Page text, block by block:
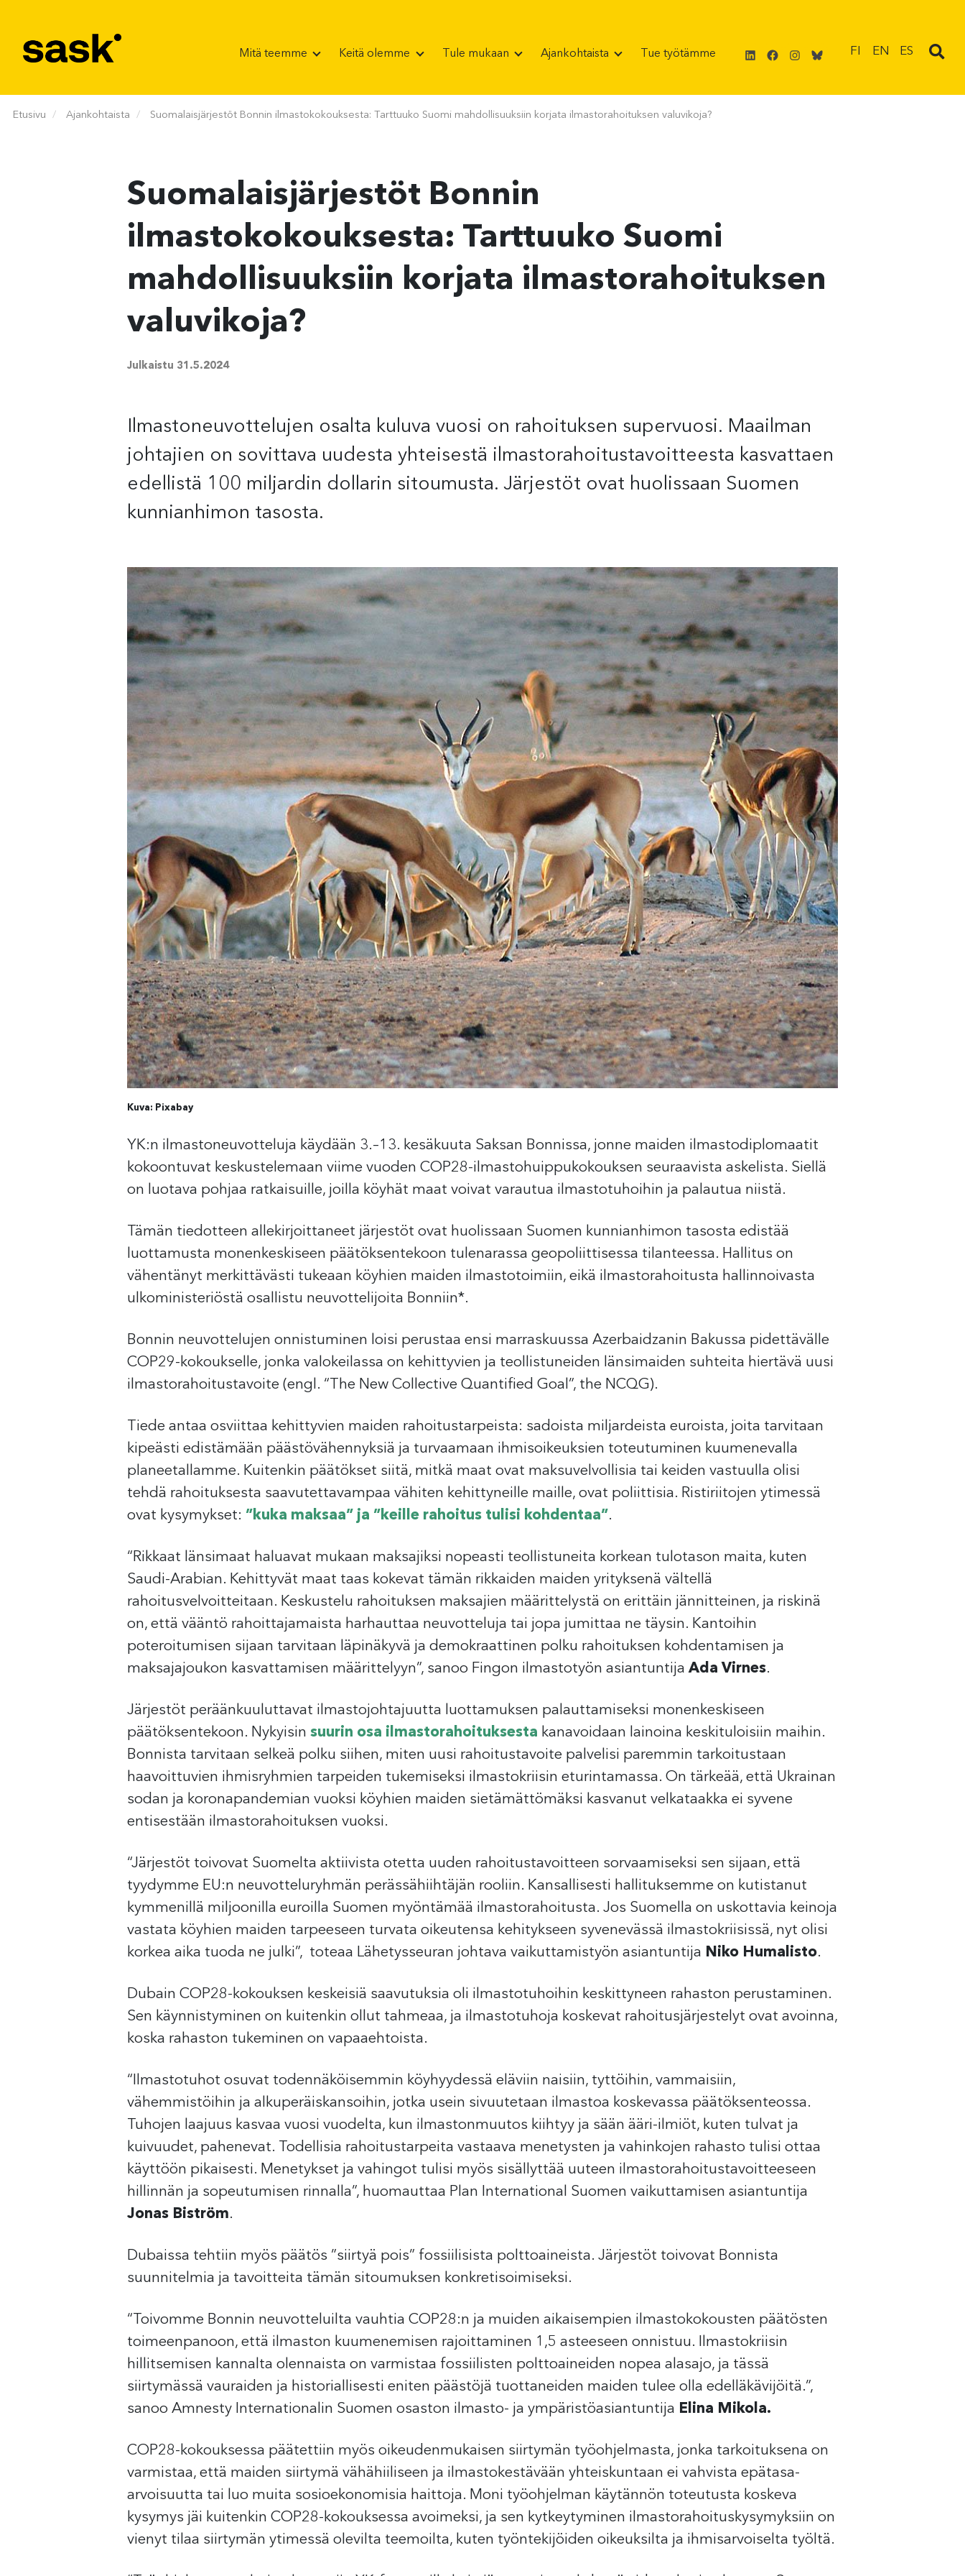
Mitä teemme Keitä olemme Tule mukaan Ajankohtaista Tue työtämme LinkedIn
Facebook
Instagram
Bluesky
FI EN ES
Etusivu Ajankohtaista Suomalaisjärjestöt Bonnin ilmastokokouksesta: Tarttuuko Suomi mahdollisuuksiin korjata ilmastorahoituksen valuvikoja?
Suomalaisjärjestöt Bonnin
ilmastokokouksesta: Tarttuuko Suomi
mahdollisuuksiin korjata ilmastorahoituksen
valuvikoja?
Julkaistu 31.5.2024
Ilmastoneuvottelujen osalta kuluva vuosi on rahoituksen supervuosi. Maailman
johtajien on sovittava uudesta yhteisestä ilmastorahoitustavoitteesta kasvattaen
edellistä 100 miljardin dollarin sitoumusta. Järjestöt ovat huolissaan Suomen
kunnianhimon tasosta.
Kuva: Pixabay
YK:n ilmastoneuvotteluja käydään 3.–13. kesäkuuta Saksan Bonnissa, jonne maiden ilmastodiplomaatit
kokoontuvat keskustelemaan viime vuoden COP28-ilmastohuippukokouksen seuraavista askelista. Siellä
on luotava pohjaa ratkaisuille, joilla köyhät maat voivat varautua ilmastotuhoihin ja palautua niistä.
Tämän tiedotteen allekirjoittaneet järjestöt ovat huolissaan Suomen kunnianhimon tasosta edistää
luottamusta monenkeskiseen päätöksentekoon tulenarassa geopoliittisessa tilanteessa. Hallitus on
vähentänyt merkittävästi tukeaan köyhien maiden ilmastotoimiin, eikä ilmastorahoitusta hallinnoivasta
ulkoministeriöstä osallistu neuvottelijoita Bonniin*.
Bonnin neuvottelujen onnistuminen loisi perustaa ensi marraskuussa Azerbaidzanin Bakussa pidettävälle
COP29-kokoukselle, jonka valokeilassa on kehittyvien ja teollistuneiden länsimaiden suhteita hiertävä uusi
ilmastorahoitustavoite (engl. “The New Collective Quantified Goal”, the NCQG).
Tiede antaa osviittaa kehittyvien maiden rahoitustarpeista: sadoista miljardeista euroista, joita tarvitaan
kipeästi edistämään päästövähennyksiä ja turvaamaan ihmisoikeuksien toteutuminen kuumenevalla
planeetallamme. Kuitenkin päätökset siitä, mitkä maat ovat maksuvelvollisia tai keiden vastuulla olisi
tehdä rahoituksesta saavutettavampaa vähiten kehittyneille maille, ovat poliittisia. Ristiriitojen ytimessä
ovat kysymykset: ”kuka maksaa” ja ”keille rahoitus tulisi kohdentaa”.
“Rikkaat länsimaat haluavat mukaan maksajiksi nopeasti teollistuneita korkean tulotason maita, kuten
Saudi-Arabian. Kehittyvät maat taas kokevat tämän rikkaiden maiden yrityksenä vältellä
rahoitusvelvoitteitaan. Keskustelu rahoituksen maksajien määrittelystä on erittäin jännitteinen, ja riskinä
on, että vääntö rahoittajamaista harhauttaa neuvotteluja tai jopa jumittaa ne täysin. Kantoihin
poteroitumisen sijaan tarvitaan läpinäkyvä ja demokraattinen polku rahoituksen kohdentamisen ja
maksajajoukon kasvattamisen määrittelyyn”, sanoo Fingon ilmastotyön asiantuntija Ada Virnes.
Järjestöt peräänkuuluttavat ilmastojohtajuutta luottamuksen palauttamiseksi monenkeskiseen
päätöksentekoon. Nykyisin suurin osa ilmastorahoituksesta kanavoidaan lainoina keskituloisiin maihin.
Bonnista tarvitaan selkeä polku siihen, miten uusi rahoitustavoite palvelisi paremmin tarkoitustaan
haavoittuvien ihmisryhmien tarpeiden tukemiseksi ilmastokriisin eturintamassa. On tärkeää, että Ukrainan
sodan ja koronapandemian vuoksi köyhien maiden sietämättömäksi kasvanut velkataakka ei syvene
entisestään ilmastorahoituksen vuoksi.
“Järjestöt toivovat Suomelta aktiivista otetta uuden rahoitustavoitteen sorvaamiseksi sen sijaan, että
tyydymme EU:n neuvotteluryhmän perässähiihtäjän rooliin. Kansallisesti hallituksemme on kutistanut
kymmenillä miljoonilla euroilla Suomen myöntämää ilmastorahoitusta. Jos Suomella on uskottavia keinoja
vastata köyhien maiden tarpeeseen turvata oikeutensa kehitykseen syvenevässä ilmastokriisissä, nyt olisi
korkea aika tuoda ne julki”, toteaa Lähetysseuran johtava vaikuttamistyön asiantuntija Niko Humalisto.
Dubain COP28-kokouksen keskeisiä saavutuksia oli ilmastotuhoihin keskittyneen rahaston perustaminen.
Sen käynnistyminen on kuitenkin ollut tahmeaa, ja ilmastotuhoja koskevat rahoitusjärjestelyt ovat avoinna,
koska rahaston tukeminen on vapaaehtoista.
“Ilmastotuhot osuvat todennäköisemmin köyhyydessä eläviin naisiin, tyttöihin, vammaisiin,
vähemmistöihin ja alkuperäiskansoihin, jotka usein sivuutetaan ilmastoa koskevassa päätöksenteossa.
Tuhojen laajuus kasvaa vuosi vuodelta, kun ilmastonmuutos kiihtyy ja sään ääri-ilmiöt, kuten tulvat ja
kuivuudet, pahenevat. Todellisia rahoitustarpeita vastaava menetysten ja vahinkojen rahasto tulisi ottaa
käyttöön pikaisesti. Menetykset ja vahingot tulisi myös sisällyttää uuteen ilmastorahoitustavoitteeseen
hillinnän ja sopeutumisen rinnalla”, huomauttaa Plan International Suomen vaikuttamisen asiantuntija
Jonas Biström.
Dubaissa tehtiin myös päätös ”siirtyä pois” fossiilisista polttoaineista. Järjestöt toivovat Bonnista
suunnitelmia ja tavoitteita tämän sitoumuksen konkretisoimiseksi.
“Toivomme Bonnin neuvotteluilta vauhtia COP28:n ja muiden aikaisempien ilmastokokousten päätösten
toimeenpanoon, että ilmaston kuumenemisen rajoittaminen 1,5 asteeseen onnistuu. Ilmastokriisin
hillitsemisen kannalta olennaista on varmistaa fossiilisten polttoaineiden nopea alasajo, ja tässä
siirtymässä vauraiden ja historiallisesti eniten päästöjä tuottaneiden maiden tulee olla edelläkävijöitä.”,
sanoo Amnesty Internationalin Suomen osaston ilmasto- ja ympäristöasiantuntija Elina Mikola.
COP28-kokouksessa päätettiin myös oikeudenmukaisen siirtymän työohjelmasta, jonka tarkoituksena on
varmistaa, että maiden siirtymä vähähiiliseen ja ilmastokestävään yhteiskuntaan ei vahvista epätasa-
arvoisuutta tai luo muita sosioekonomisia haittoja. Moni työohjelman käytännön toteutusta koskeva
kysymys jäi kuitenkin COP28-kokouksessa avoimeksi, ja sen kytkeytyminen ilmastorahoituskysymyksiin on
vienyt tilaa siirtymän ytimessä olevilta teemoilta, kuten työntekijöiden oikeuksilta ja ihmisarvoiselta työltä.